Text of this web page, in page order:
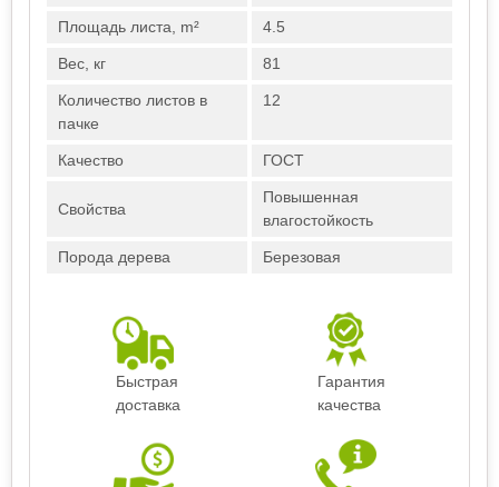
Площадь листа, m² 4.5
Вес, кг 81
Количество листов в
пачке
12
Качество ГОСТ
Свойства
Повышенная
влагостойкость
Порода дерева Березовая
Быстрая
доставка
Гарантия
качества